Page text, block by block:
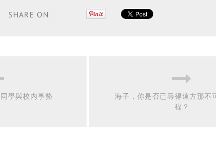
SHARE ON:
學與校內事務
海子，你是否已尋得遠方那不
福？